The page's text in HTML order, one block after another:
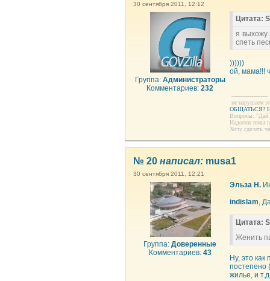
30 сентября 2011, 12:12
Группа: Администраторы
Комментариев:232
Цитата:
я выхожу
спеть
))))))
ой, мама!!!
--------------------
не нарушаем
ОБЩАТЬСЯ?
Вопросы:
Надоели темы
Хочу сделать
№ 20 написал: musa1
30 сентября 2011, 12:21
Группа:Доверенные
Комментариев: 43
Эльза Н.
indislam,
Цитата:
Женить
Ну, это
постепено
жилье, и